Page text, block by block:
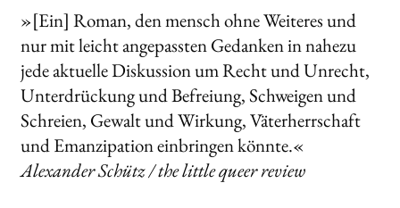
»[Ein] Roman, den mensch ohne Weiteres und
nur mit leicht angepassten Gedanken in nahezu
jede aktuelle Diskussion um Recht und Unrecht,
Unterdrückung und Befreiung, Schweigen und
Schreien, Gewalt und Wirkung, Väterherrschaft
und Emanzipation einbringen könnte.«
Alexander Schütz / the little queer review